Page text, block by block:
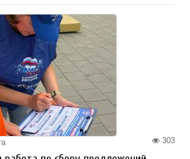
303